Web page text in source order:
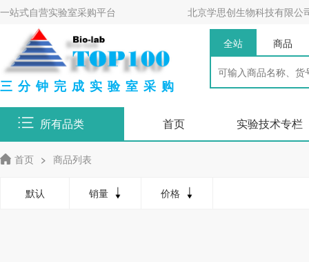
一站式自营实验室采购平台 北京学思创生物科技有限公
三分钟完成实验室采购
全站 商品
所有品类 首页 实验技术专栏
首页 > 商品列表
默认 销量 价格